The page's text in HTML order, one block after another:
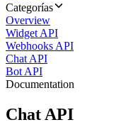
Categorías
Overview
Widget API
Webhooks API
Chat API
Bot API
Documentation
Chat API